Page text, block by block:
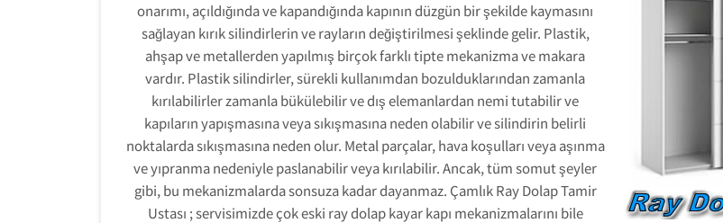
onarımı, açıldığında ve kapandığında kapının düzgün bir şekilde kaymasını
sağlayan kırık silindirlerin ve rayların değiştirilmesi şeklinde gelir. Plastik,
ahşap ve metallerden yapılmış birçok farklı tipte mekanizma ve makara
vardır. Plastik silindirler, sürekli kullanımdan bozulduklarından zamanla
kırılabilirler zamanla bükülebilir ve dış elemanlardan nemi tutabilir ve
kapıların yapışmasına veya sıkışmasına neden olabilir ve silindirin belirli
noktalarda sıkışmasına neden olur. Metal parçalar, hava koşulları veya aşınma
ve yıpranma nedeniyle paslanabilir veya kırılabilir. Ancak, tüm somut şeyler
gibi, bu mekanizmalarda sonsuza kadar dayanmaz. Çamlık Ray Dolap Tamir
Ustası ; servisimizde çok eski ray dolap kayar kapı mekanizmalarını bile